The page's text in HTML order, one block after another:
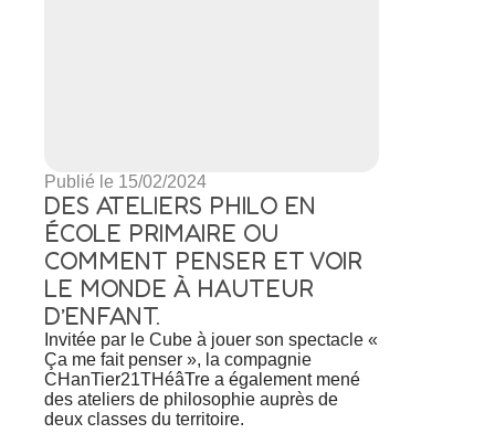
Publié le 15/02/2024
DES ATELIERS PHILO EN
ÉCOLE PRIMAIRE OU
COMMENT PENSER ET VOIR
LE MONDE À HAUTEUR
D’ENFANT.
Invitée par le Cube à jouer son spectacle «
Ça me fait penser », la compagnie
CHanTier21THéâTre a également mené
des ateliers de philosophie auprès de
deux classes du territoire.